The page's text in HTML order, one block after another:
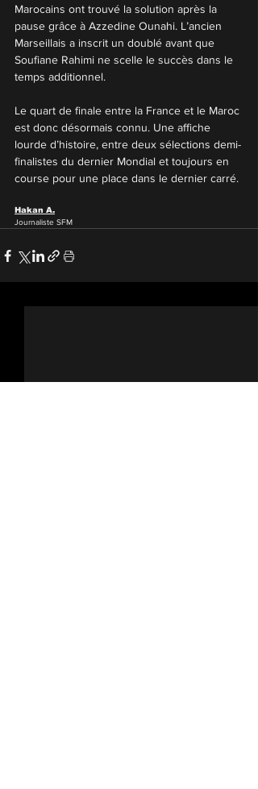
Marocains ont trouvé la solution après la
pause grâce à Azzedine Ounahi. L’ancien
Marseillais a inscrit un doublé avant que
Soufiane Rahimi ne scelle le succès dans le
temps additionnel.
Le quart de finale entre la France et le Maroc
est donc désormais connu. Une affiche
lourde d’histoire, entre deux sélections demi-
finalistes du dernier Mondial et toujours en
course pour une place dans le dernier carré.
Hakan A.
Journaliste SFM